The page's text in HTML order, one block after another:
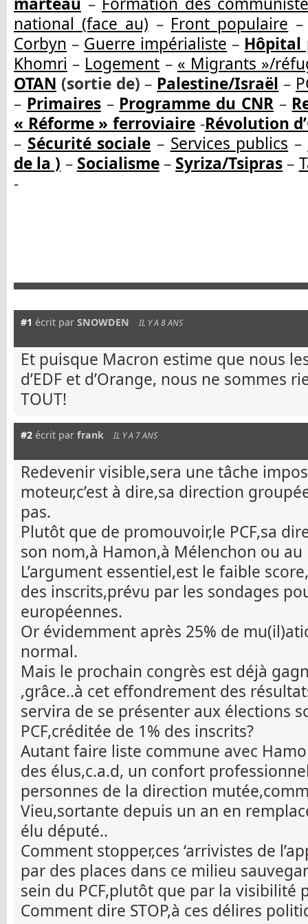
national (face au) – Front populaire
Corbyn – Guerre impérialiste – Hôpital
Khomri – Logement – « Migrants »/
OTAN (sortie de) – Palestine/Israël –
– Primaires– Programme du CNR–
« Réforme » ferroviaire -Révolution
– Sécurité sociale – Services publics –
de la ) – Socialisme– Syriza/Tsipras –
-
#1 écrit par SNOWDEN IL Y A 8 ANS
Et puisque Macron estime que nous
d’EDF et d’Orange, nous ne sommes
TOUT!
#2 écrit par frank IL Y A 7 ANS
Redevenir visible,sera une tâche
moteur,c’est à dire,sa direction
pas.
Plutôt que de promouvoir,le PCF,sa
son nom,à Hamon,à Mélenchon ou au
L’argument essentiel,est le faible
des inscrits,prévu par les sondages
européennes.
Or évidemment après 25% de
normal.
Mais le prochain congrès est déjà
,grâce..à cet effondrement des
servira de se présenter aux élections
PCF,créditée de 1% des inscrits?
Autant faire liste commune avec
des élus,c.a.d, un confort
personnes de la direction
Vieu,sortante depuis un an en
élu député..
Comment stopper,ces ‘arrivistes de
par des places dans ce milieu
sein du PCF,plutôt que par la visibilité
Comment dire STOP,à ces délires